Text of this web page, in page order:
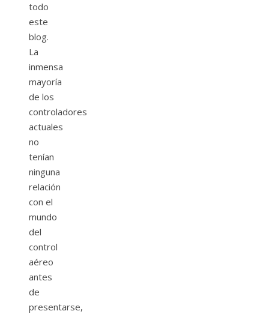
todo
este
blog.
La
inmensa
mayoría
de los
controladores
actuales
no
tenían
ninguna
relación
con el
mundo
del
control
aéreo
antes
de
presentarse,